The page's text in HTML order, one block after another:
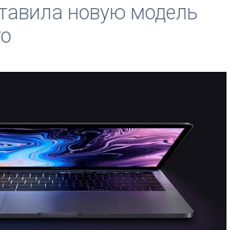
новую модель